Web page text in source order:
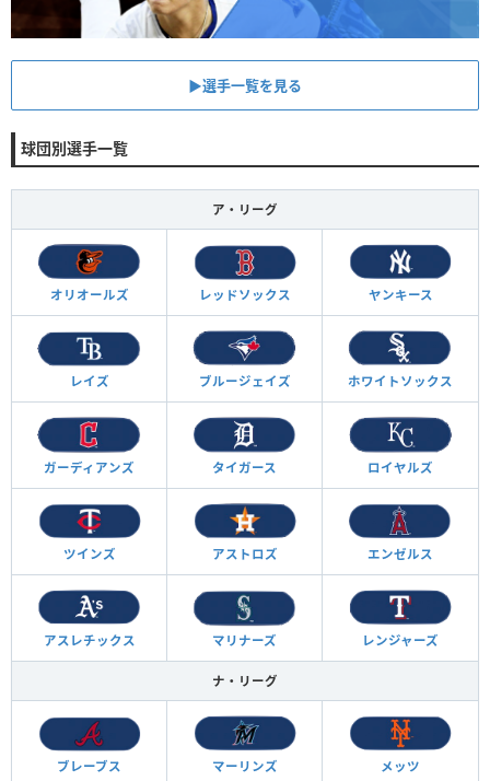
▶︎選手一覧を見る
球団別選手一覧
ア・リーグ
オリオールズ レッドソックス ヤンキース
レイズ ブルージェイズ ホワイトソックス
ガーディアンズ タイガース ロイヤルズ
ツインズ アストロズ エンゼルス
アスレチックス マリナーズ レンジャーズ
ナ・リーグ
ブレーブス マーリンズ メッツ